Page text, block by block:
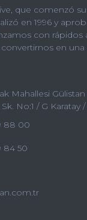
que comenzó
en 1996 y
con rápidos
en una
Mahallesi
Sk. No:1 / G Karatay
88 00
84 50